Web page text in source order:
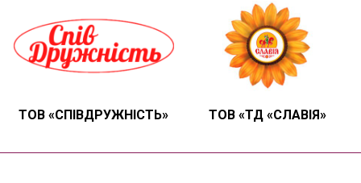
ТОВ «СПІВДРУЖНІСТЬ» ТОВ «ТД «СЛАВІЯ»